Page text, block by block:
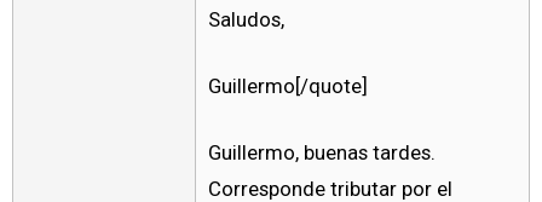
Saludos,
Guillermo[/quote]
Guillermo, buenas tardes.
Corresponde tributar por el